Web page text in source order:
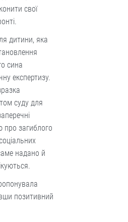
свої
дитини, яка
сина
експертизу.
суду для
про загиблого
надано й
позитивний